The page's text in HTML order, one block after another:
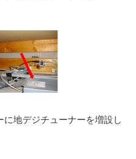
地デジチューナーを増設し